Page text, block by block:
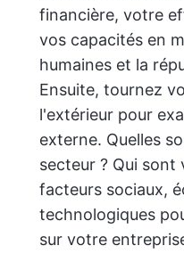
financière, votre
vos capacités en
humaines et la
Ensuite, tournez
l'extérieur pour
externe. Quelles
secteur ? Qui sont
facteurs sociaux,
technologiques
sur votre